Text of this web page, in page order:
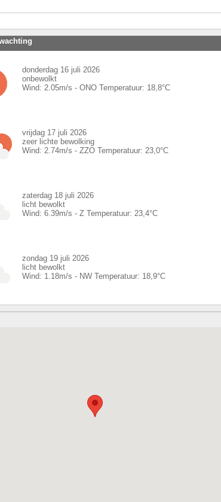
donderdag 16 juli 2026
onbewolkt
Wind: 2.05m/s - ONO Temperatuur: 18,8°C
vrijdag 17 juli 2026
zeer lichte bewolking
Wind: 2.74m/s - ZZO Temperatuur: 23,0°C
zaterdag 18 juli 2026
licht bewolkt
Wind: 6.39m/s - Z Temperatuur: 23,4°C
zondag 19 juli 2026
licht bewolkt
Wind: 1.18m/s - NW Temperatuur: 18,9°C